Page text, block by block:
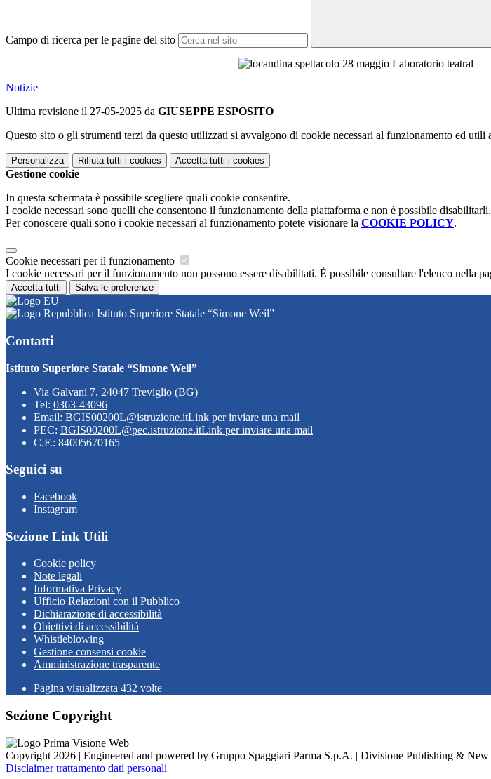
Campo di ricerca per le pagine del sito
Notizie
Ultima revisione il 27-05-2025 da GIUSEPPE ESPOSITO
Questo sito o gli strumenti terzi da questo utilizzati si avvalgono di cookie necessari al funzionamento ed utili
Personalizza Rifiuta tutti i cookies Accetta tutti i cookies
Gestione cookie
In questa schermata è possibile scegliere quali cookie consentire.
I cookie necessari sono quelli che consentono il funzionamento della piattaforma e non è possibile disabilitarli.
Per conoscere quali sono i cookie necessari al funzionamento potete visionare la COOKIE POLICY.
Cookie necessari per il funzionamento
I cookie necessari per il funzionamento non possono essere disabilitati. È possibile consultare l'elenco nella
Accetta tutti Salva le preferenze
Istituto Superiore Statale “Simone Weil”
Contatti
Istituto Superiore Statale “Simone Weil”
Via Galvani 7, 24047 Treviglio (BG)
Tel: 0363-43096
Email: BGIS00200L@istruzione.itLink per inviare una mail
PEC: BGIS00200L@pec.istruzione.itLink per inviare una mail
C.F.: 84005670165
Seguici su
Facebook
Instagram
Sezione Link Utili
Cookie policy
Note legali
Informativa Privacy
Ufficio Relazioni con il Pubblico
Dichiarazione di accessibilità
Obiettivi di accessibilità
Whistleblowing
Gestione consensi cookie
Amministrazione trasparente
Pagina visualizzata 432 volte
Sezione Copyright
Copyright 2026 | Engineered and powered by Gruppo Spaggiari Parma S.p.A. | Divisione Publishing &
Disclaimer trattamento dati personali